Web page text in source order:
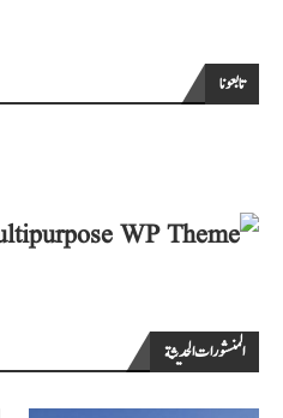
تابعونا
المنشورات الحديثة